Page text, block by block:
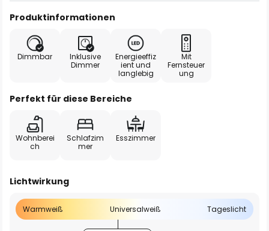
Produktinformationen
Dimmbar
Inklusive
Dimmer
Energieeffiz
ient und
langlebig
Mit
Fernsteuer
ung
Perfekt für diese Bereiche
Wohnberei
ch
Schlafzim
mer
Esszimmer
Lichtwirkung
Warmweiß Universalweiß Tageslicht